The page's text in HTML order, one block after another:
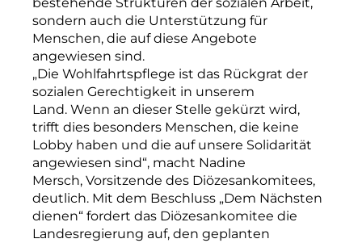
sondern auch die Unterstützung für
Menschen, die auf diese Angebote
angewiesen sind.
„Die Wohlfahrtspflege ist das Rückgrat der
sozialen Gerechtigkeit in unserem
Land. Wenn an dieser Stelle gekürzt wird,
trifft dies besonders Menschen, die keine
Lobby haben und die auf unsere Solidarität
angewiesen sind“, macht Nadine
Mersch, Vorsitzende des Diözesankomitees,
deutlich. Mit dem Beschluss „Dem Nächsten
dienen“ fordert das Diözesankomitee die
Landesregierung auf, den geplanten